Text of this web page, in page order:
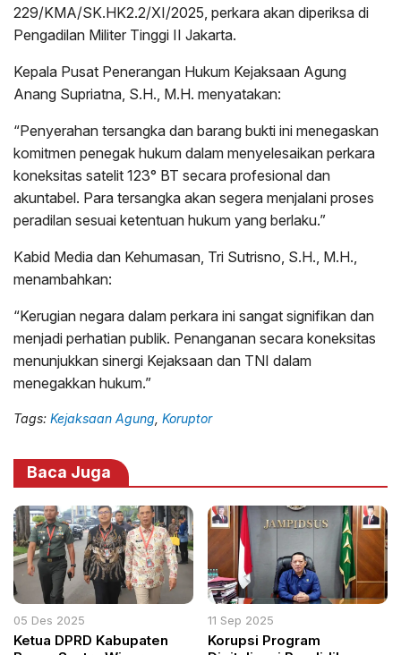
229/KMA/SK.HK2.2/XI/2025, perkara akan diperiksa di
Pengadilan Militer Tinggi II Jakarta.
Kepala Pusat Penerangan Hukum Kejaksaan Agung
Anang Supriatna, S.H., M.H. menyatakan:
“Penyerahan tersangka dan barang bukti ini menegaskan
komitmen penegak hukum dalam menyelesaikan perkara
koneksitas satelit 123° BT secara profesional dan
akuntabel. Para tersangka akan segera menjalani proses
peradilan sesuai ketentuan hukum yang berlaku.”
Kabid Media dan Kehumasan, Tri Sutrisno, S.H., M.H.,
menambahkan:
“Kerugian negara dalam perkara ini sangat signifikan dan
menjadi perhatian publik. Penanganan secara koneksitas
menunjukkan sinergi Kejaksaan dan TNI dalam
menegakkan hukum.”
Tags: Kejaksaan Agung Koruptor
Baca Juga
05 Des 2025
Ketua DPRD Kabupaten
11 Sep 2025
Korupsi Program